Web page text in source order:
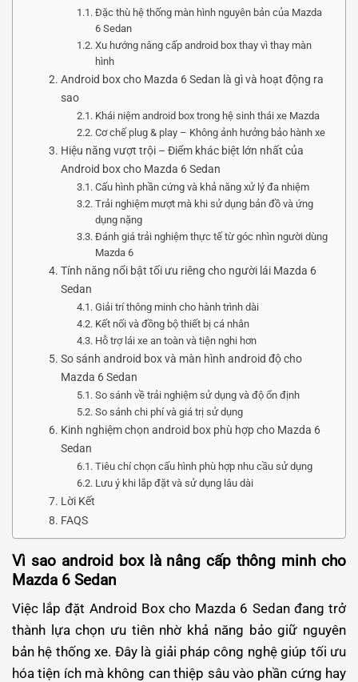
Đặc thù hệ thống màn hình nguyên bản của Mazda
6 Sedan
Xu hướng nâng cấp android box thay vì thay màn
hình
Android box cho Mazda 6 Sedan là gì và hoạt động ra
sao
Khái niệm android box trong hệ sinh thái xe Mazda
Cơ chế plug & play – Không ảnh hưởng bảo hành xe
Hiệu năng vượt trội – Điểm khác biệt lớn nhất của
Android box cho Mazda 6 Sedan
Cấu hình phần cứng và khả năng xử lý đa nhiệm
Trải nghiệm mượt mà khi sử dụng bản đồ và ứng
dụng nặng
Đánh giá trải nghiệm thực tế từ góc nhìn người dùng
Mazda 6
Tính năng nổi bật tối ưu riêng cho người lái Mazda 6
Sedan
Giải trí thông minh cho hành trình dài
Kết nối và đồng bộ thiết bị cá nhân
Hỗ trợ lái xe an toàn và tiện nghi hơn
So sánh android box và màn hình android độ cho
Mazda 6 Sedan
So sánh về trải nghiệm sử dụng và độ ổn định
So sánh chi phí và giá trị sử dụng
Kinh nghiệm chọn android box phù hợp cho Mazda 6
Sedan
Tiêu chí chọn cấu hình phù hợp nhu cầu sử dụng
Lưu ý khi lắp đặt và sử dụng lâu dài
Lời Kết
FAQS
Vì sao android box là nâng cấp thông minh cho
Mazda 6 Sedan
Việc lắp đặt Android Box cho Mazda 6 Sedan đang trở
thành lựa chọn ưu tiên nhờ khả năng bảo giữ nguyên
bản hệ thống xe. Đây là giải pháp công nghệ giúp tối ưu
hóa tiện ích mà không can thiệp sâu vào phần cứng hay